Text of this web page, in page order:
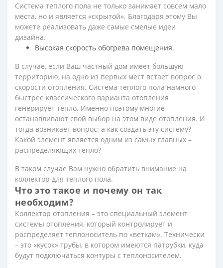
Система теплого пола не только занимает совсем мало
места, но и является «скрытой». Благодаря этому Вы
можете реализовать даже самые смелые идеи
дизайна.
Высокая скорость обогрева помещения.
В случае, если Ваш частный дом имеет большую
территорию, на одно из первых мест встает вопрос о
скорости отопления. Система теплого пола намного
быстрее классического варианта отопления
генерирует тепло. Именно поэтому многие
останавливают свой выбор на этом виде отопления. И
тогда возникает вопрос: а как создать эту систему?
Какой элемент является одним из самых главных –
распределяющих тепло?
В таком случае Вам нужно обратить внимание на
коллектор для теплого пола.
Что это такое и почему он так
необходим?
Коллектор отопления – это специальный элемент
системы отопления, который контролирует и
распределяет теплоноситель по «веткам». Технически
– это «кусок» трубы, в котором имеются патрубки, куда
будут подключаться контуры с теплоносителем.